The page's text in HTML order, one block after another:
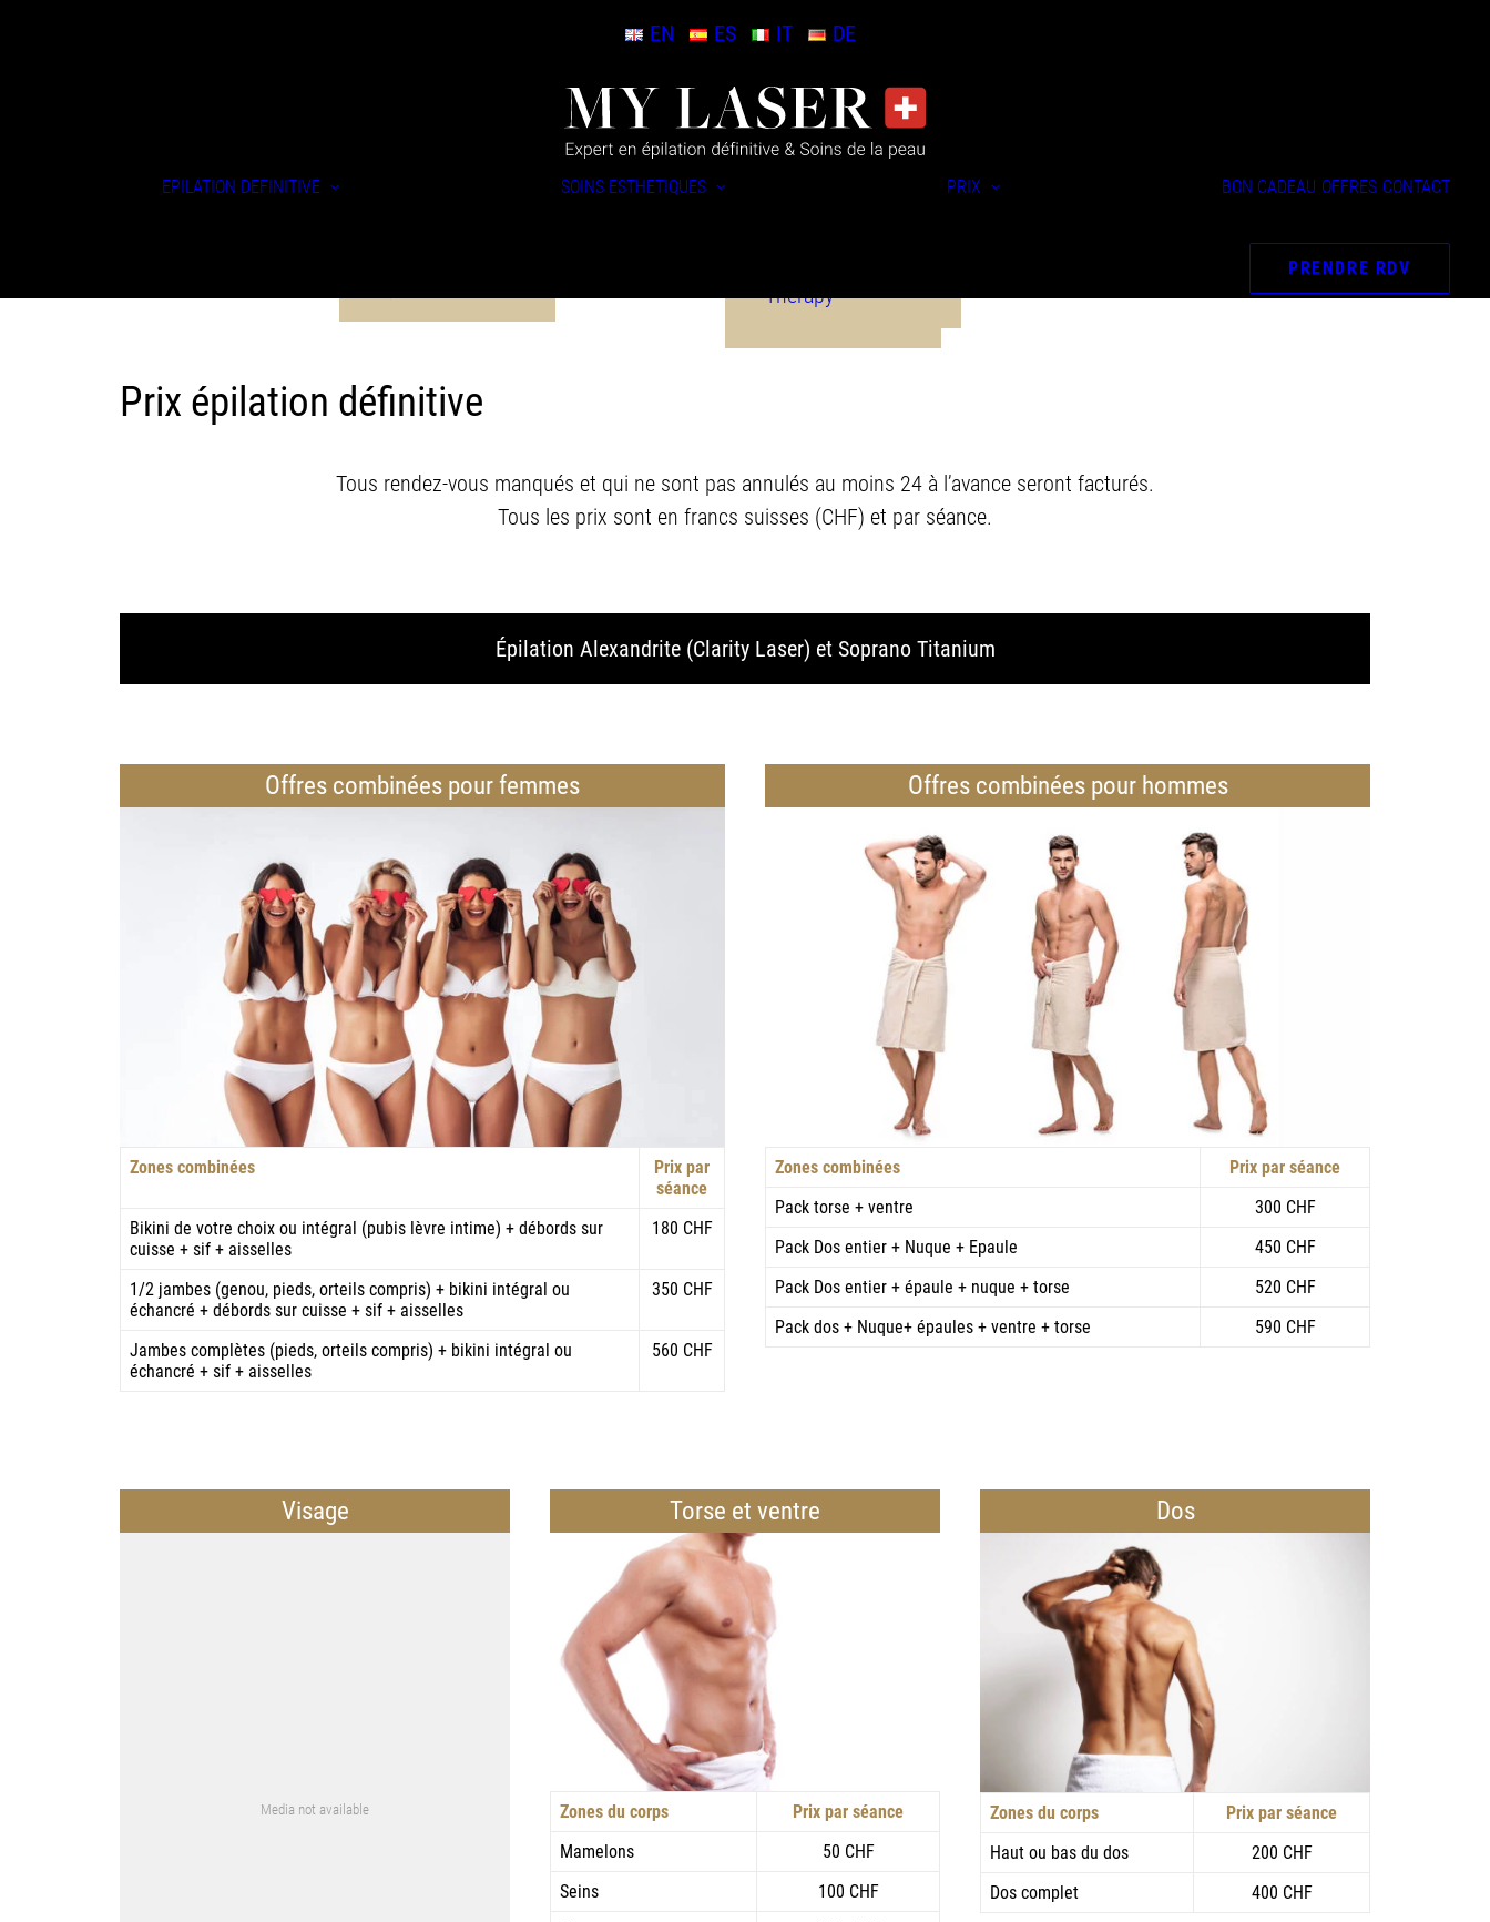
EN ES IT DE
EPILATION DÉFINITIVE SOINS ESTHÉTIQUES
SOINS DU VISAGE
Hydro-Peel-Detox
Therapy
PRIX BON CADEAU OFFRES CONTACT
PRENDRE RDV
Prix épilation définitive
Tous rendez-vous manqués et qui ne sont pas annulés au moins 24 à l’avance seront facturés.
Tous les prix sont en francs suisses (CHF) et par séance.
Épilation Alexandrite (Clarity Laser) et Soprano Titanium
Offres combinées pour femmes
Zones combinées
Prix par
séance
Bikini de votre choix ou intégral (pubis lèvre intime) + débords sur
cuisse + sif + aisselles
180 CHF
1/2 jambes (genou, pieds, orteils compris) + bikini intégral ou
échancré + débords sur cuisse + sif + aisselles
350 CHF
Jambes complètes (pieds, orteils compris) + bikini intégral ou
échancré + sif + aisselles
560 CHF
Offres combinées pour hommes
Zones combinées
Prix par séance
Pack torse + ventre
300 CHF
Pack Dos entier + Nuque + Epaule
450 CHF
Pack Dos entier + épaule + nuque + torse
520 CHF
Pack dos + Nuque+ épaules + ventre + torse
590 CHF
Visage
Media not available
Torse et ventre
Zones du corps
Prix par séance
Mamelons
50 CHF
Seins
100 CHF
Dos
Zones du corps
Prix par séance
Haut ou bas du dos
200 CHF
Dos complet
400 CHF